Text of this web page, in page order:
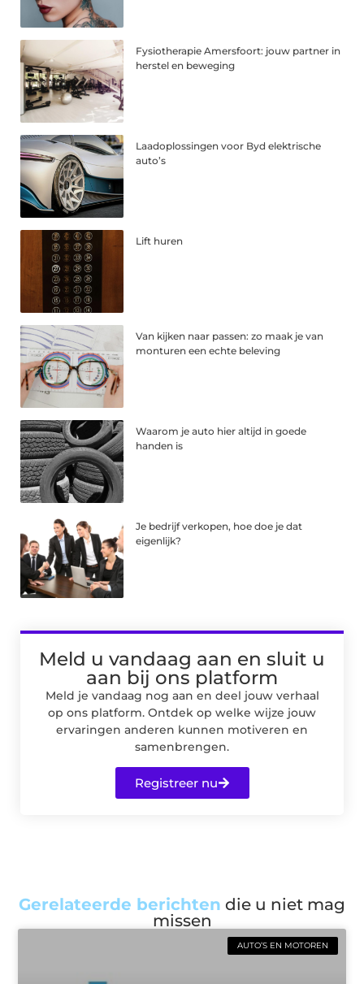
Fysiotherapie Amersfoort: jouw partner in
herstel en beweging
Laadoplossingen voor Byd elektrische
auto’s
Lift huren
Van kijken naar passen: zo maak je van
monturen een echte beleving
Waarom je auto hier altijd in goede
handen is
Je bedrijf verkopen, hoe doe je dat
eigenlijk?
Meld u vandaag aan en sluit u
aan bij ons platform
Meld je vandaag nog aan en deel jouw verhaal
op ons platform. Ontdek op welke wijze jouw
ervaringen anderen kunnen motiveren en
samenbrengen.
Registreer nu
Gerelateerde berichten die u niet mag
missen
AUTO’S EN MOTOREN